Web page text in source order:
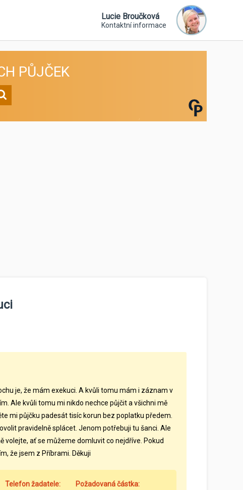
Lucie Broučková
Kontaktní informace
PŮJČEK
je, že mám exekuci. A kvůli tomu mám i záznam v
Ale kvůli tomu mi nikdo nechce půjčit a všichni mě
mi půjčku padesát tisíc korun bez poplatku předem.
pravidelně splácet. Jenom potřebuji tu šanci. Ale
volejte, ať se můžeme domluvit co nejdříve. Pokud
že jsem z Příbrami. Děkuji
Telefon žadatele:
Požadovaná částka: